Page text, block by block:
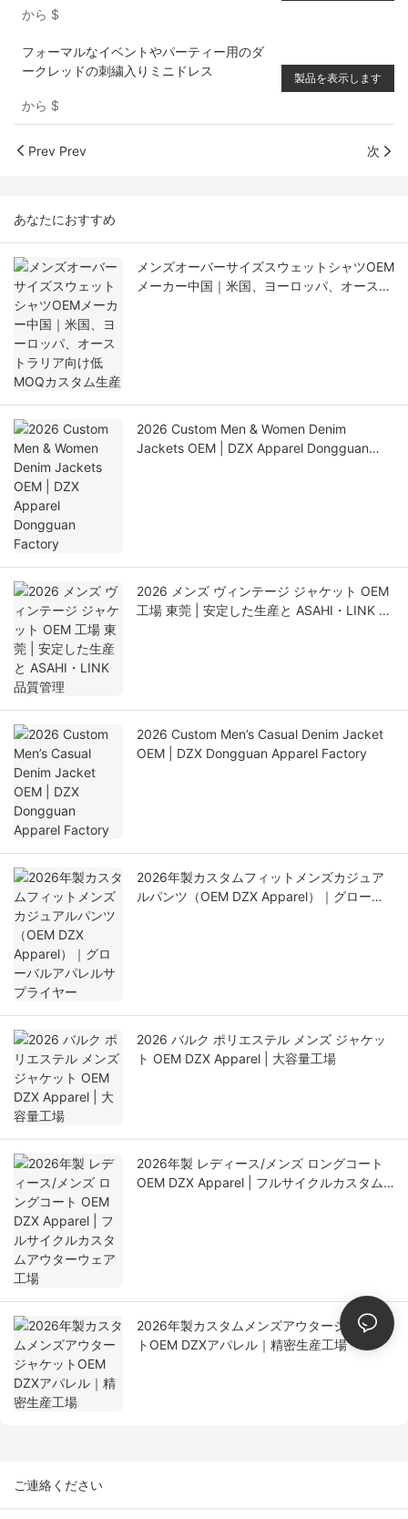
から $
フォーマルなイベントやパーティー用のダ
ークレッドの刺繍入りミニドレス
から $
製品を表示します
Prev Prev 次
あなたにおすすめ
メンズオーバーサイズスウェットシャツOEM
メーカー中国｜米国、ヨーロッパ、オースト
2026 Custom Men & Women Denim
Jackets OEM | DZX Apparel Dongguan
2026 メンズ ヴィンテージ ジャケット OEM
工場 東莞 | 安定した生産と ASAHI・LINK 品
2026 Custom Men’s Casual Denim Jacket
OEM | DZX Dongguan Apparel Factory
2026年製カスタムフィットメンズカジュア
ルパンツ（OEM DZX Apparel）｜グローバ
2026 バルク ポリエステル メンズ ジャケッ
ト OEM DZX Apparel | 大容量工場
2026年製 レディース/メンズ ロングコート
OEM DZX Apparel | フルサイクルカスタム
2026年製カスタムメンズアウタージャケッ
トOEM DZXアパレル｜精密生産工場
ご連絡ください